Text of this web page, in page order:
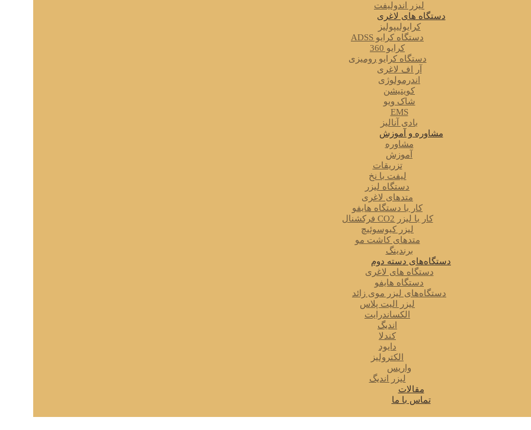
لیزر اندولیفت
دستگاه های لاغری
کرایولیپولیز
دستگاه کرایو ADSS
کرایو 360
دستگاه کرایو رومیزی
آر اف لاغری
اندرمولوژی
کویتیشن
شاک ویو
EMS
بادی آنالیز
مشاوره و آموزش
مشاوره
آموزش
تزریقات
لیفت با نخ
دستگاه لیزر
متدهای لاغری
کار با دستگاه هایفو
کار با لیزر CO2 فرکشنال
لیزر کیوسوئیچ
متدهای کاشت مو
برندینگ
دستگاه‌های دسته دوم
دستگاه های لاغری
دستگاه هایفو
دستگاه‌های لیزر موی زائد
لیزر الیت پلاس
الکساندرایت
اندیگ
کندلا
دایود
الکترولیز
واریس
لیزر اندیگ
مقالات
تماس با ما